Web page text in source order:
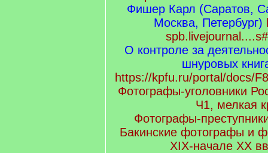
Фишер Карл (Саратов,
Москва, Петербург)
О контроле за
шнуровых
https://kpfu.ru/portal/docs/
Фотографы-уголовники
Ч1, мелкая
Фотографы-
Бакинские фотографы и
XIX-начале XX